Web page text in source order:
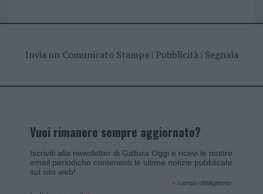
Invia un Comunicato Stampa| Pubblicità| Segnala
Vuoi rimanere sempre aggiornato?
Iscriviti alla newsletter di Gallura Oggi e ricevi le nostre
email periodiche contenenti le ultime notizie pubblicate
sul sito web!
* campo obbligatorio